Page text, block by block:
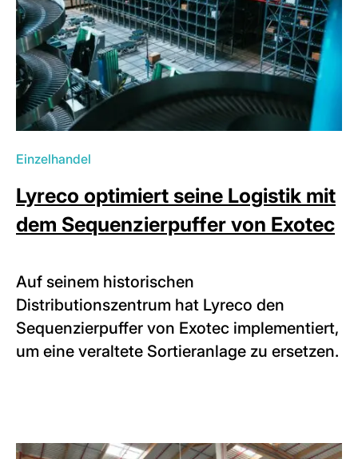
Einzelhandel
Lyreco optimiert seine Logistik mit
dem Sequenzierpuffer von Exotec
Auf seinem historischen
Distributionszentrum hat Lyreco den
Sequenzierpuffer von Exotec implementiert,
um eine veraltete Sortieranlage zu ersetzen.